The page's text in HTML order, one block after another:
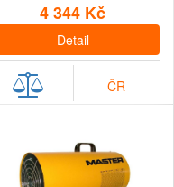
4 344 Kč
Detail
ČR